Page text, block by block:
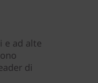
e ad alte
di